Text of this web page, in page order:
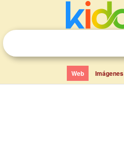
Web Imágenes